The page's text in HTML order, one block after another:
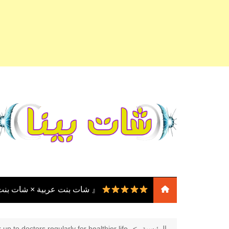
『 شات بنت عربية × شات